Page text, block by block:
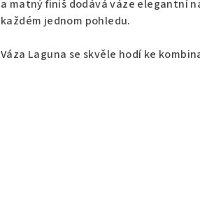
a matný finiš dodává váze elegantní
každém jednom pohledu.
Váza Laguna se skvěle hodí ke